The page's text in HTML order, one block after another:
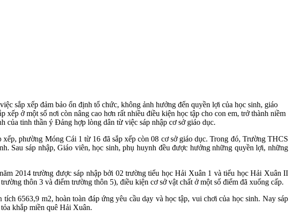
sắp xếp đảm bảo ổn định tổ chức, không ảnh hưởng đến quyền lợi của học sinh, giáo
ở một số nơi còn nâng cao hơn rất nhiều điều kiện học tập cho con em, trở thành niềm
tinh thần ý Đảng hợp lòng dân từ việc sáp nhập cơ sở giáo dục.
phường Móng Cái 1 từ 16 đã sắp xếp còn 08 cơ sở giáo dục. Trong đó, Trường THCS
sáp nhập, Giáo viên, học sinh, phụ huynh đều được hưởng những quyền lợi, những
2014 trường được sáp nhập bởi 02 trường tiểu học Hải Xuân 1 và tiểu học Hải Xuân II
thôn 3 và điểm trường thôn 5), điều kiện cơ sở vật chất ở một số điểm đã xuống cấp.
6563,9 m2, hoàn toàn đáp ứng yêu cầu dạy và học tập, vui chơi của học sinh. Nay sáp
khắp miền quê Hải Xuân.